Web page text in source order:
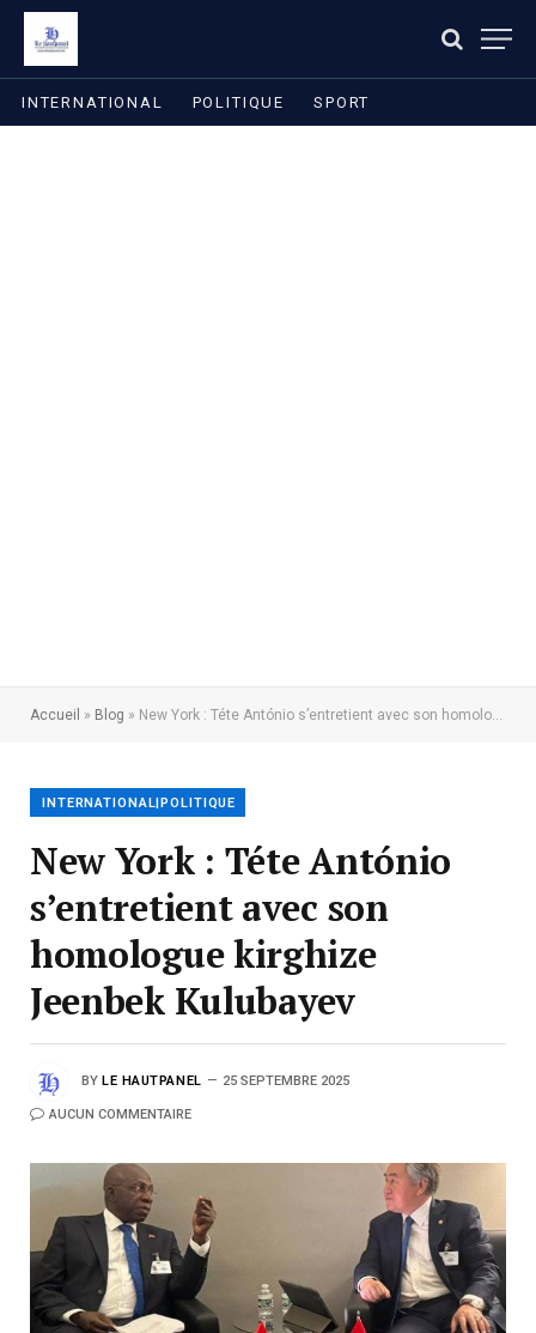
INTERNATIONAL POLITIQUE SPORT
Accueil » Blog » New York : Téte António s’entretient avec son homologue kirghize Jeenbek Kulubayev
INTERNATIONAL|POLITIQUE
New York : Téte António
s’entretient avec son
homologue kirghize
Jeenbek Kulubayev
BY LE HAUTPANEL 25 SEPTEMBRE 2025
AUCUN COMMENTAIRE